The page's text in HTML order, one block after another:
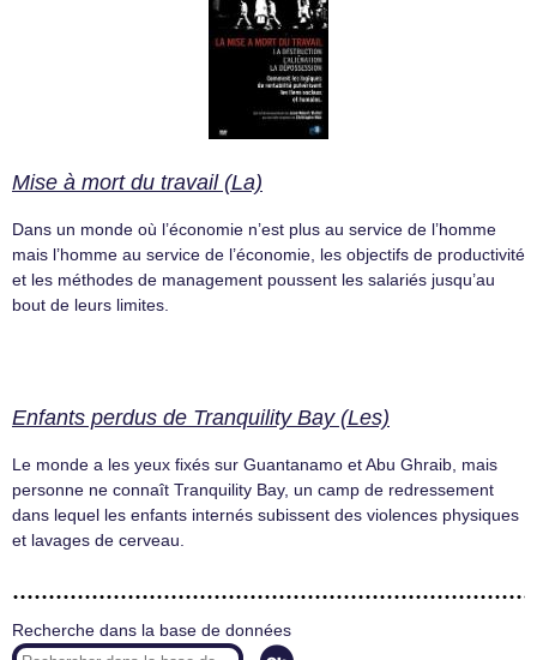
Mise à mort du travail (La)
Dans un monde où l’économie n’est plus au service de l’homme
mais l’homme au service de l’économie, les objectifs de productivité
et les méthodes de management poussent les salariés jusqu’au
bout de leurs limites.
Enfants perdus de Tranquility Bay (Les)
Le monde a les yeux fixés sur Guantanamo et Abu Ghraib, mais
personne ne connaît Tranquility Bay, un camp de redressement
dans lequel les enfants internés subissent des violences physiques
et lavages de cerveau.
Recherche dans la base de données